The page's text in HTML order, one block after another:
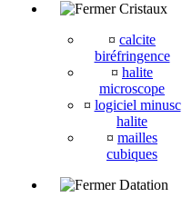
Cristaux
¤ calcite
biréfringence
¤ halite
microscope
¤ logiciel minusc
halite
¤ mailles
cubiques
Datation